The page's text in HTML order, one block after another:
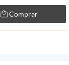
Comprar